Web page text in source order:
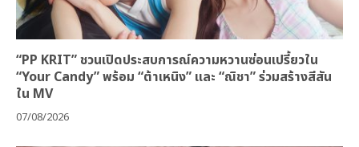
“PP KRIT” ชวนเปิดประสบการณ์ความหวานซ่อนเปรี้ยวใน
“Your Candy” พร้อม “ต้าเหนิง” และ “ณิชา” ร่วมสร้างสีสัน
ใน MV
07/08/2026